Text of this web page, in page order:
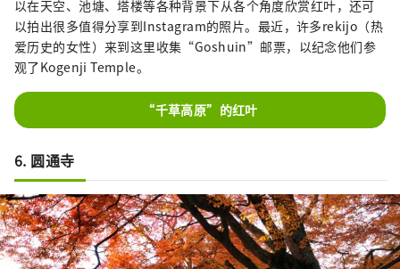
以在天空、池塘、塔楼等各种背景下从各个角度欣赏红叶，还可
以拍出很多值得分享到Instagram的照片。最近，许多rekijo（热
爱历史的女性）来到这里收集“Goshuin”邮票，以纪念他们参
观了Kogenji Temple。
“千草高原”的红叶
6. 圆通寺